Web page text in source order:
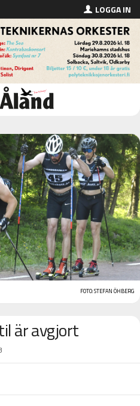
LOGGA IN
FOTO: STEFAN ÖHBERG
är avgjort